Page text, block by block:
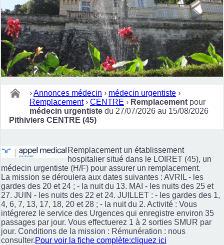
›Annonces médecin › médecin urgentiste ›
Remplacement › CENTRE › Remplacement pour
médecin urgentiste du 27/07/2026 au 15/08/2026
Pithiviers CENTRE (45)
Remplacement un établissement
hospitalier situé dans le LOIRET (45), un
médecin urgentiste (H/F) pour assurer un remplacement.
La mission se déroulera aux dates suivantes : AVRIL - les
gardes des 20 et 24 ; - la nuit du 13. MAI - les nuits des 25 et
27. JUIN - les nuits des 22 et 24. JUILLET : - les gardes des 1,
4, 6, 7, 13, 17, 18, 20 et 28 ; - la nuit du 2. Activité : Vous
intégrerez le service des Urgences qui enregistre environ 35
passages par jour. Vous effectuerez 1 à 2 sorties SMUR par
jour. Conditions de la mission : Rémunération : nous
consulter.Pour voir la fiche complète:cliquez ici